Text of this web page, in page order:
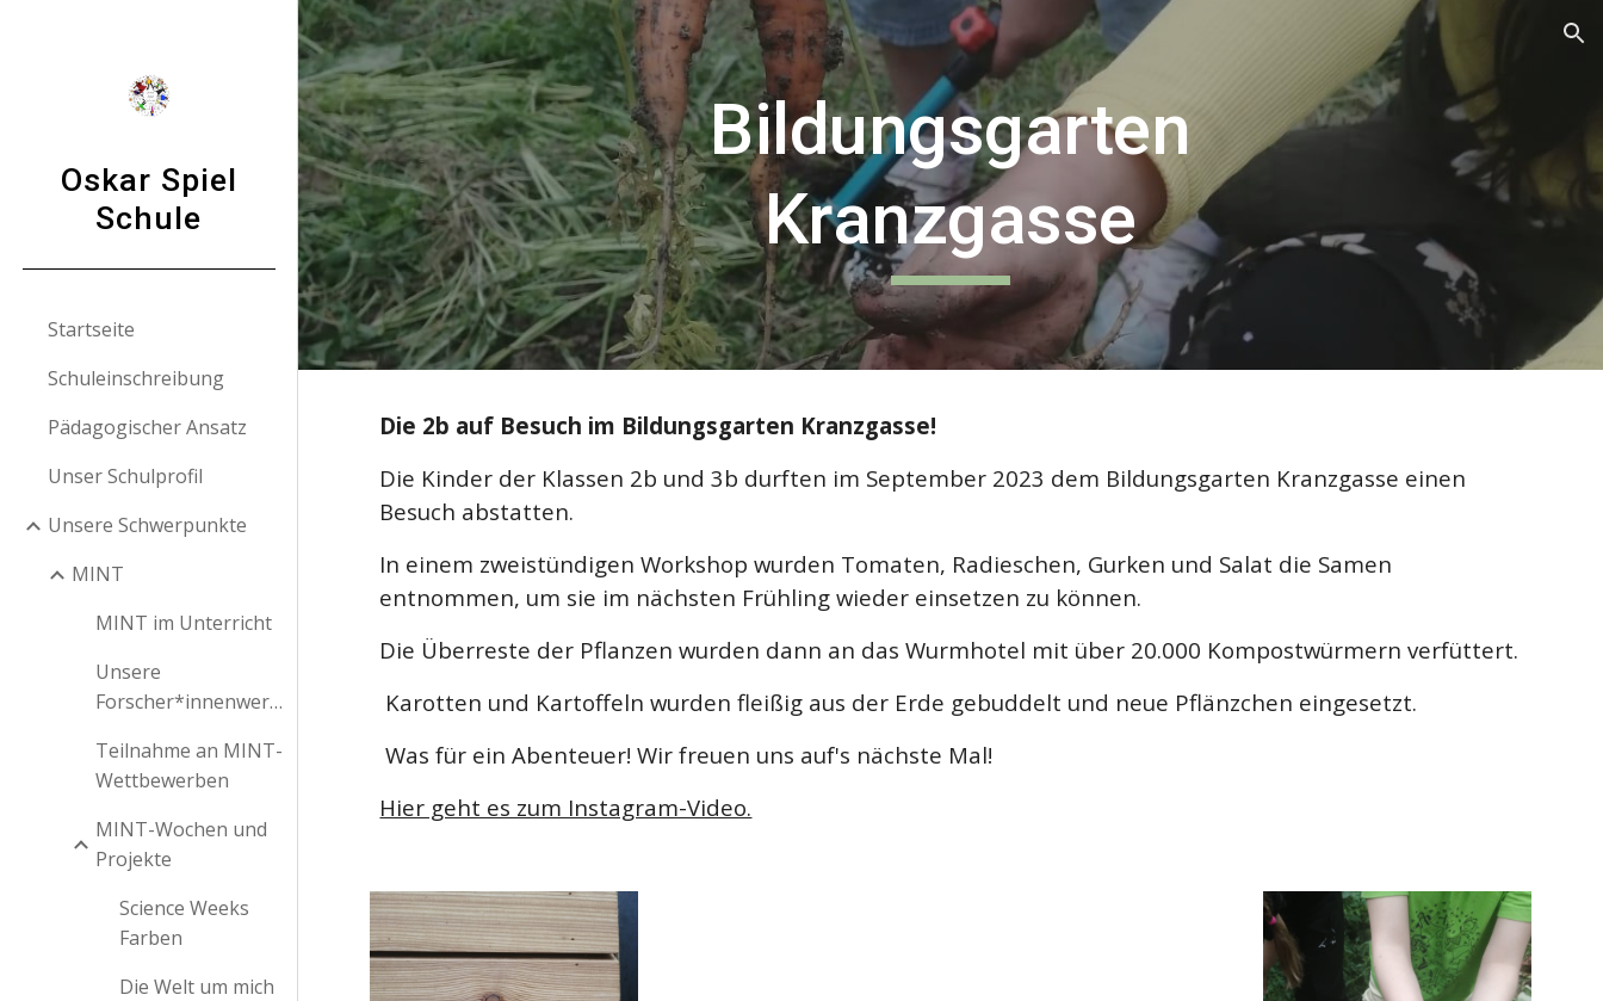
Skip to main content Skip to navigation
Oskar Spiel
Schule
Startseite
Schuleinschreibung
Pädagogischer Ansatz
Unser Schulprofil
Unsere Schwerpunkte
MINT
MINT im Unterricht
Unsere
Forscher*innenwerkstatt
Teilnahme an MINT-
Wettbewerben
MINT-Wochen und
Projekte
Science Weeks
Farben
Die Welt um mich
Bildungsgarten
Kranzgasse
Die 2b auf Besuch im Bildungsgarten Kranzgasse!
Die Kinder der Klassen 2b und 3b durften im September 2023 dem Bildungsgarten Kranzgasse einen
Besuch abstatten.
In einem zweistündigen Workshop wurden Tomaten, Radieschen, Gurken und Salat die Samen
entnommen, um sie im nächsten Frühling wieder einsetzen zu können.
Die Überreste der Pflanzen wurden dann an das Wurmhotel mit über 20.000 Kompostwürmern verfüttert.
Karotten und Kartoffeln wurden fleißig aus der Erde gebuddelt und neue Pflänzchen eingesetzt.
Was für ein Abenteuer! Wir freuen uns auf's nächste Mal!
Hier geht es zum Instagram-Video.